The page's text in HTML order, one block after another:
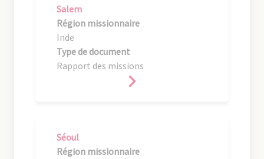
Salem
Région missionnaire
Inde
Type de document
Rapport des missions
Séoul
Région missionnaire